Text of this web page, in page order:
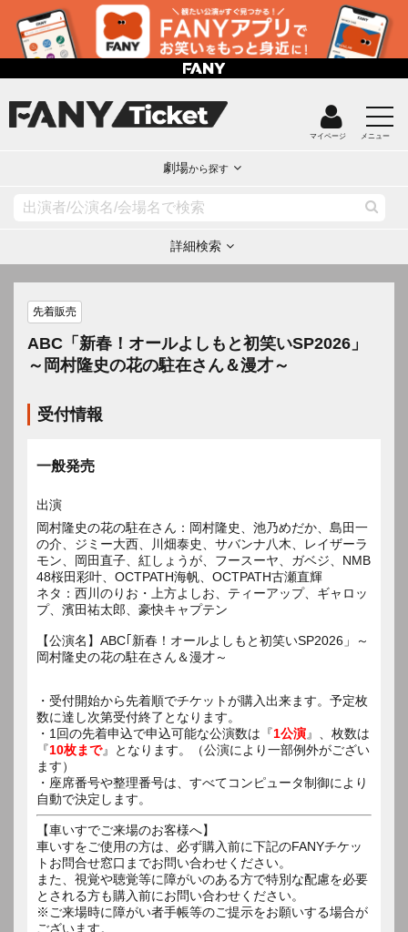
マイページ メニュー
劇場から探す
詳細検索
先着販売
ABC「新春！オールよしもと初笑いSP2026」
～岡村隆史の花の駐在さん＆漫才～
受付情報
一般発売
出演
岡村隆史の花の駐在さん：岡村隆史、池乃めだか、島田一
の介、ジミー大西、川畑泰史、サバンナ八木、レイザーラ
モン、岡田直子、紅しょうが、フースーヤ、ガベジ、NMB
48桜田彩叶、OCTPATH海帆、OCTPATH古瀬直輝
ネタ：西川のりお・上方よしお、ティーアップ、ギャロッ
プ、濱田祐太郎、豪快キャプテン
【公演名】ABC｢新春！オールよしもと初笑いSP2026」～
岡村隆史の花の駐在さん＆漫才～
・受付開始から先着順でチケットが購入出来ます。予定枚
数に達し次第受付終了となります。
・1回の先着申込で申込可能な公演数は『1公演』、枚数は
『10枚まで』となります。（公演により一部例外がござい
ます）
・座席番号や整理番号は、すべてコンピュータ制御により
自動で決定します。
【車いすでご来場のお客様へ】
車いすをご使用の方は、必ず購入前に下記のFANYチケッ
トお問合せ窓口までお問い合わせください。
また、視覚や聴覚等に障がいのある方で特別な配慮を必要
とされる方も購入前にお問い合わせください。
※ご来場時に障がい者手帳等のご提示をお願いする場合が
ございます。